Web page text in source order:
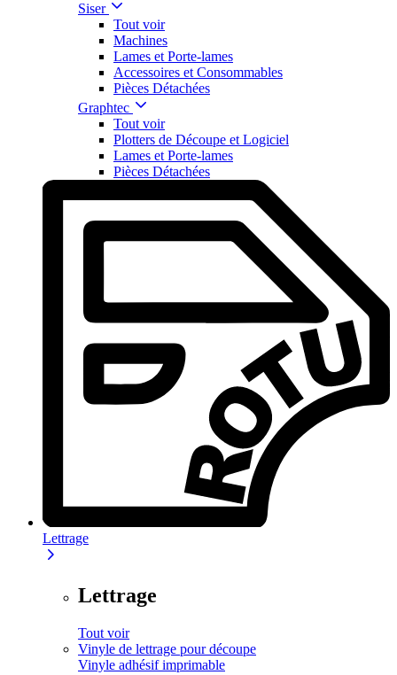
Siser
Tout voir
Machines
Lames et Porte-lames
Accessoires et Consommables
Pièces Détachées
Graphtec
Tout voir
Plotters de Découpe et Logiciel
Lames et Porte-lames
Pièces Détachées
Lettrage
Lettrage
Tout voir
Vinyle de lettrage pour découpe
Vinyle adhésif imprimable